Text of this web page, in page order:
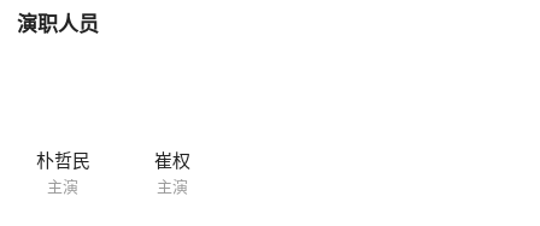
来他接到了任务前往了光州，他需要把投手高手申东烈挖角。没有找到申
演职人员
朴哲民
主演
崔权
主演